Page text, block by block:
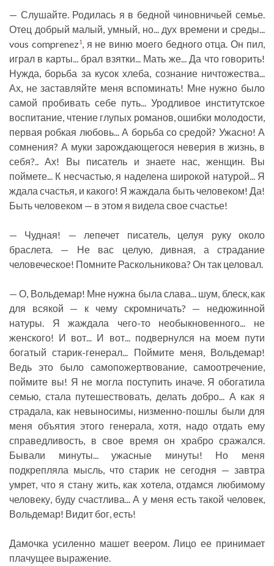
— Слушайте. Родилась я в бедной чиновничьей семье.
Отец добрый малый, умный, но... дух времени и среды...
vous comprenez1, я не виню моего бедного отца. Он пил,
играл в карты... брал взятки... Мать же... Да что говорить!
Нужда, борьба за кусок хлеба, сознание ничтожества...
Ах, не заставляйте меня вспоминать! Мне нужно было
самой пробивать себе путь... Уродливое институтское
воспитание, чтение глупых романов, ошибки молодости,
первая робкая любовь... А борьба со средой? Ужасно! А
сомнения? А муки зарождающегося неверия в жизнь, в
себя?.. Ах! Вы писатель и знаете нас, женщин. Вы
поймете... К несчастью, я наделена широкой натурой... Я
ждала счастья, и какого! Я жаждала быть человеком! Да!
Быть человеком — в этом я видела свое счастье!
— Чудная! — лепечет писатель, целуя руку около
браслета. — Не вас целую, дивная, а страдание
человеческое! Помните Раскольникова? Он так целовал.
— О, Вольдемар! Мне нужна была слава... шум, блеск, как
для всякой — к чему скромничать? — недюжинной
натуры. Я жаждала чего-то необыкновенного... не
женского! И вот... И вот... подвернулся на моем пути
богатый старик-генерал... Поймите меня, Вольдемар!
Ведь это было самопожертвование, самоотречение,
поймите вы! Я не могла поступить иначе. Я обогатила
семью, стала путешествовать, делать добро... А как я
страдала, как невыносимы, низменно-пошлы были для
меня объятия этого генерала, хотя, надо отдать ему
справедливость, в свое время он храбро сражался.
Бывали минуты... ужасные минуты! Но меня
подкрепляла мысль, что старик не сегодня — завтра
умрет, что я стану жить, как хотела, отдамся любимому
человеку, буду счастлива... А у меня есть такой человек,
Вольдемар! Видит бог, есть!
Дамочка усиленно машет веером. Лицо ее принимает
плачущее выражение.